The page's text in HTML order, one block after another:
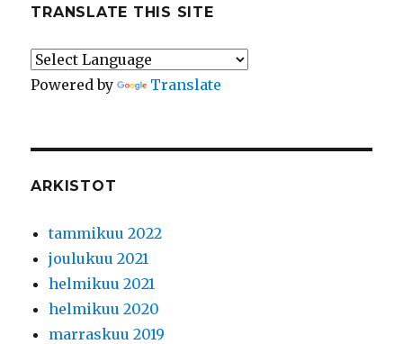
TRANSLATE THIS SITE
Powered by Translate
ARKISTOT
tammikuu 2022
joulukuu 2021
helmikuu 2021
helmikuu 2020
marraskuu 2019